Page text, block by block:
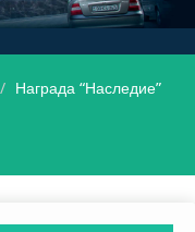
Награда “Наследие”